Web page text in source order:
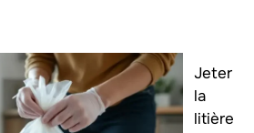
Jeter
la
litière